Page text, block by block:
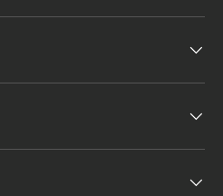
i može izdržati
vrećica